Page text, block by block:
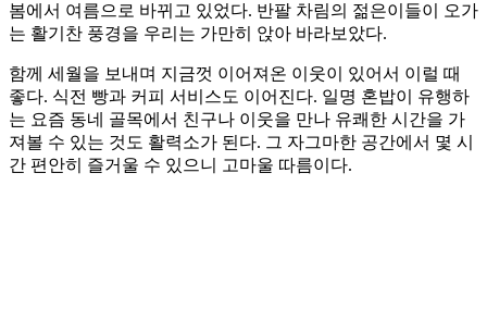
봄에서 여름으로 바뀌고 있었다. 반팔 차림의 젊은이들이 오가
는 활기찬 풍경을 우리는 가만히 앉아 바라보았다.
함께 세월을 보내며 지금껏 이어져온 이웃이 있어서 이럴 때
좋다. 식전 빵과 커피 서비스도 이어진다. 일명 혼밥이 유행하
는 요즘 동네 골목에서 친구나 이웃을 만나 유쾌한 시간을 가
져볼 수 있는 것도 활력소가 된다. 그 자그마한 공간에서 몇 시
간 편안히 즐거울 수 있으니 고마울 따름이다.